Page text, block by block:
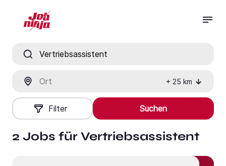
+ 25 km
Filter Suchen
2 Jobs für Vertriebsassistent